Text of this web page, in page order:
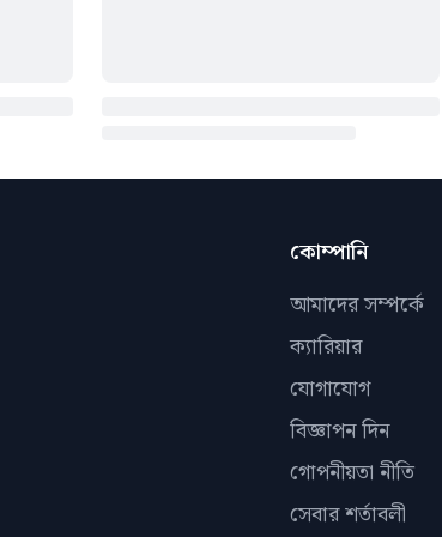
কোম্পানি
আমাদের সম্পর্কে
ক্যারিয়ার
যোগাযোগ
বিজ্ঞাপন দিন
গোপনীয়তা নীতি
সেবার শর্তাবলী